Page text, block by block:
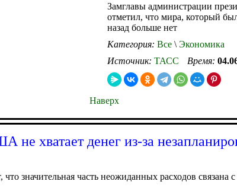
Замглавы администрации
отметил, что мира, который
назад больше нет
Категория: Все \ Экономика
Источник: ТАСС Время:
Наверх
не хватает денег из-за
что значительная часть неожиданных расходов связана